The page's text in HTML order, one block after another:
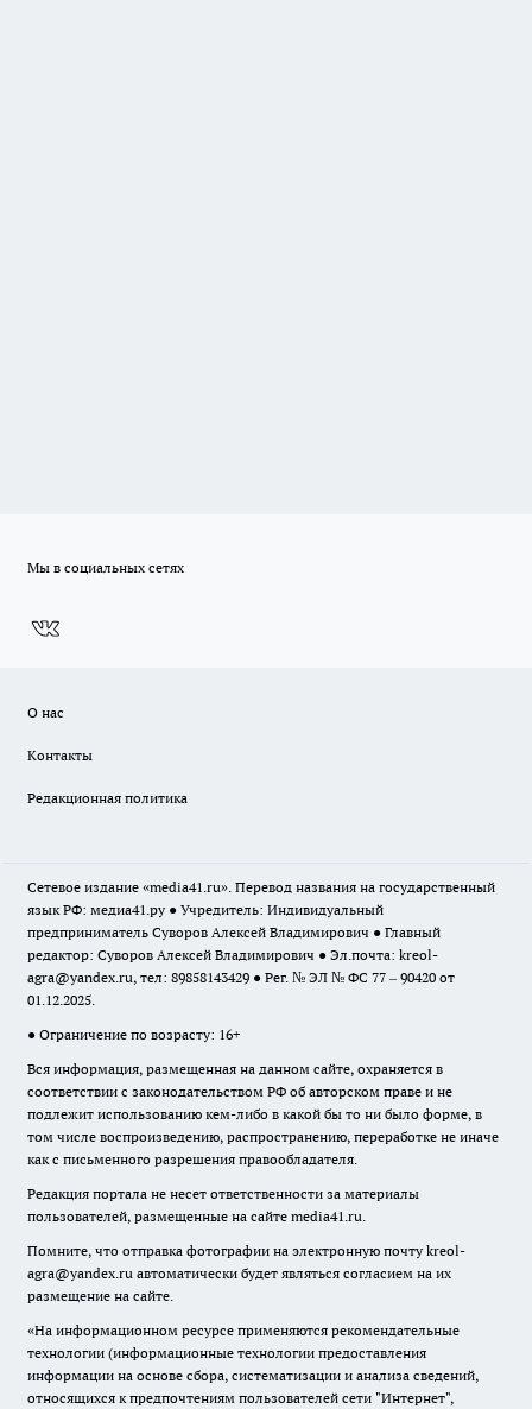
Мы в социальных сетях
О нас
Контакты
Редакционная политика
Сетевое издание «media41.ru». Перевод названия на государственный
язык РФ: медиа41.ру ● Учредитель: Индивидуальный
предприниматель Суворов Алексей Владимирович ● Главный
редактор: Суворов Алексей Владимирович ● Эл.почта: kreol-
agra@yandex.ru, тел: 89858143429 ● Рег. № ЭЛ № ФС 77 – 90420 от
01.12.2025.
● Ограничение по возрасту: 16+
Вся информация, размещенная на данном сайте, охраняется в
соответствии с законодательством РФ об авторском праве и не
подлежит использованию кем-либо в какой бы то ни было форме, в
том числе воспроизведению, распространению, переработке не иначе
как с письменного разрешения правообладателя.
Редакция портала не несет ответственности за материалы
пользователей, размещенные на сайте media41.ru.
Помните, что отправка фотографии на электронную почту kreol-
agra@yandex.ru автоматически будет являться согласием на их
размещение на сайте.
«На информационном ресурсе применяются рекомендательные
технологии (информационные технологии предоставления
информации на основе сбора, систематизации и анализа сведений,
относящихся к предпочтениям пользователей сети "Интернет",